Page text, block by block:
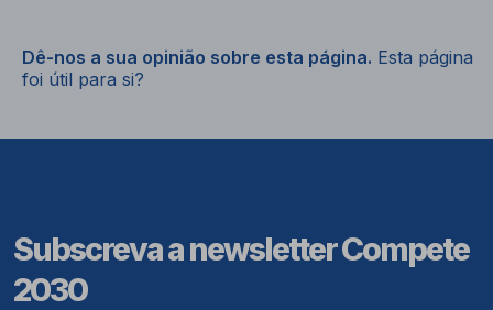
Dê-nos a sua opinião sobre esta página. Esta página
foi útil para si?
Subscreva a newsletter Compete
2030